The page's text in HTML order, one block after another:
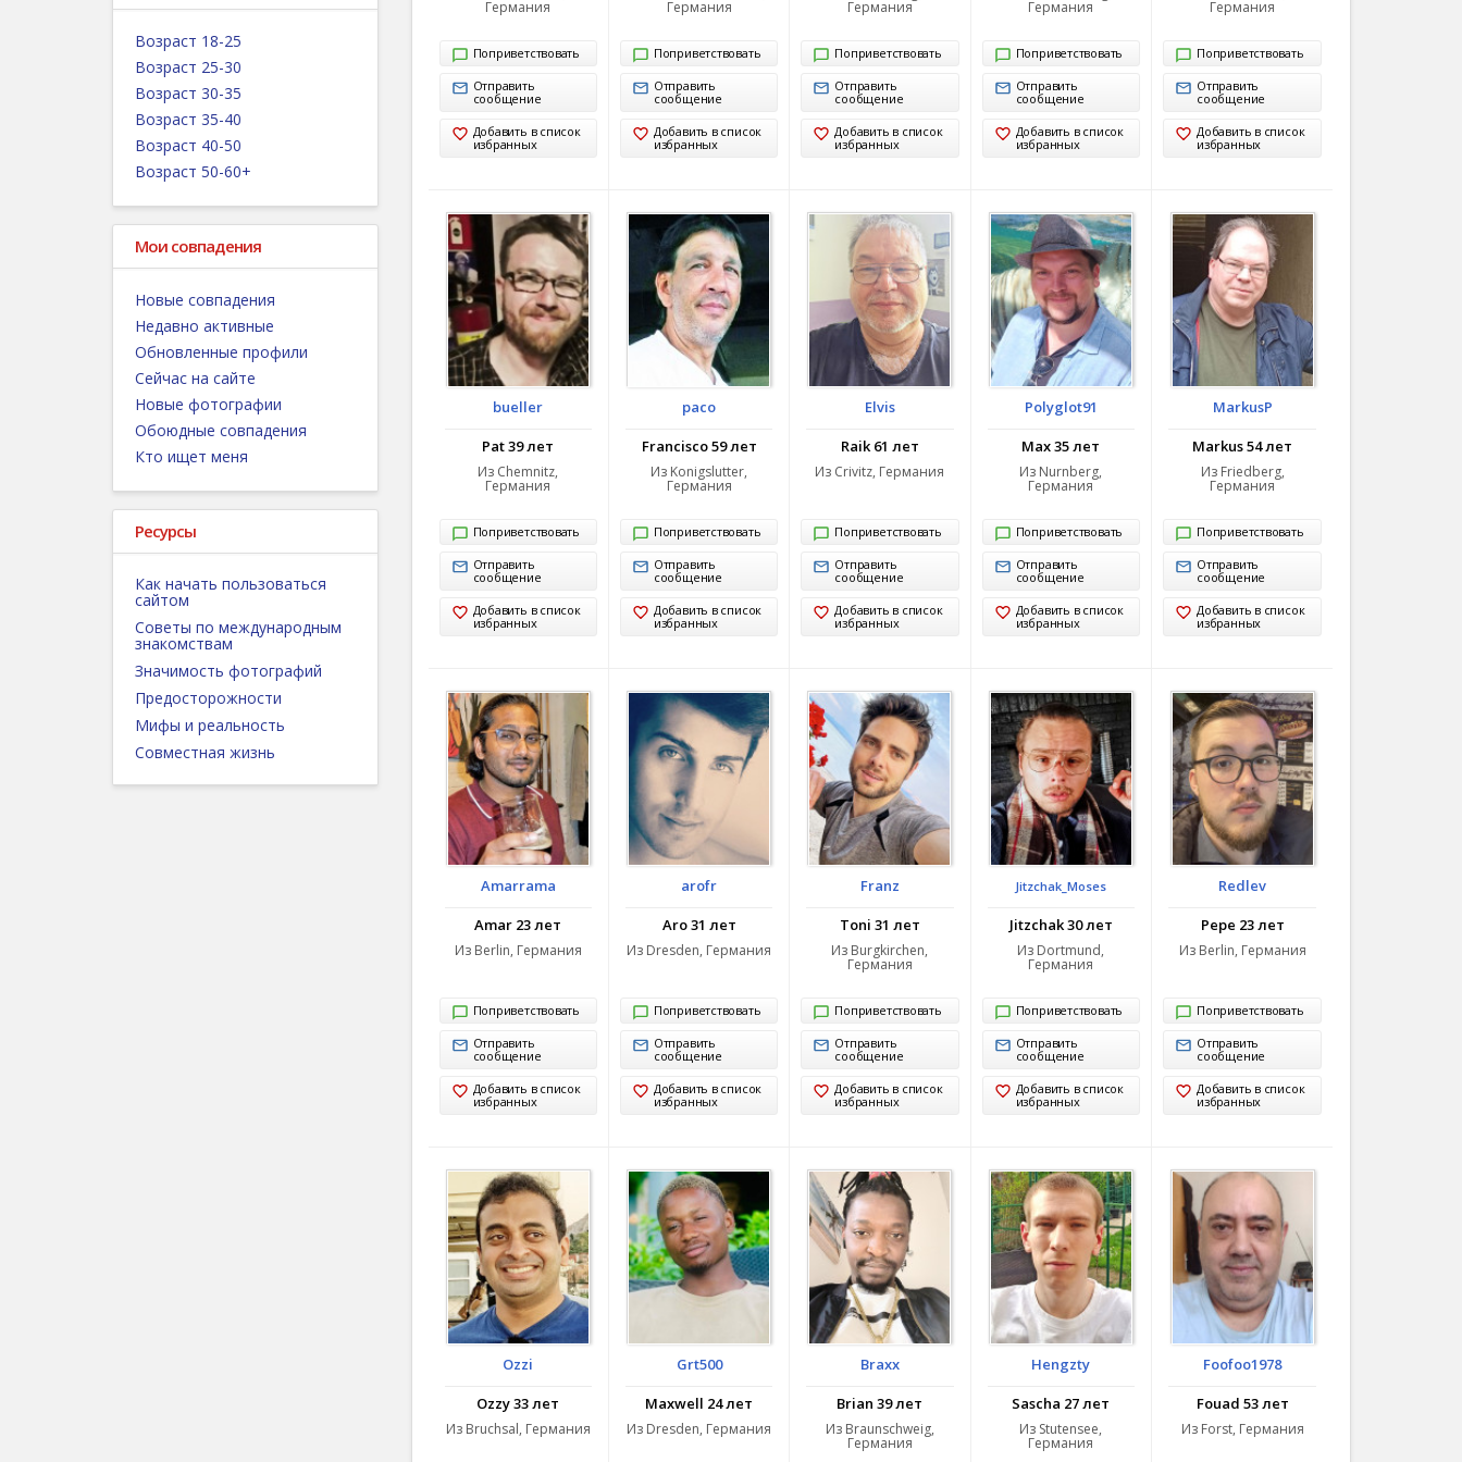
Возраст 18-25
Возраст 25-30
Возраст 30-35
Возраст 35-40
Возраст 40-50
Возраст 50-60+
Мои совпадения
Новые совпадения
Недавно активные
Обновленные профили
Сейчас на сайте
Новые фотографии
Обоюдные совпадения
Кто ищет меня
Ресурсы
Как начать пользоваться
сайтом
Советы по международным
знакомствам
Значимость фотографий
Предосторожности
Мифы и реальность
Совместная жизнь
Германия
Поприветствовать
Отправить
сообщение
Добавить в список
избранных
Германия
Поприветствовать
Отправить
сообщение
Добавить в список
избранных
Германия
Поприветствовать
Отправить
сообщение
Добавить в список
избранных
Германия
Поприветствовать
Отправить
сообщение
Добавить в список
избранных
Германия
Поприветствовать
Отправить
сообщение
Добавить в список
избранных
bueller
Pat 39 лет
Из Chemnitz,
Германия
Поприветствовать
Отправить
сообщение
Добавить в список
избранных
paco
Francisco 59 лет
Из Konigslutter,
Германия
Поприветствовать
Отправить
сообщение
Добавить в список
избранных
Elvis
Raik 61 лет
Из Crivitz, Германия
Поприветствовать
Отправить
сообщение
Добавить в список
избранных
Polyglot91
Max 35 лет
Из Nurnberg,
Германия
Поприветствовать
Отправить
сообщение
Добавить в список
избранных
MarkusP
Markus 54 лет
Из Friedberg,
Германия
Поприветствовать
Отправить
сообщение
Добавить в список
избранных
Amarrama
Amar 23 лет
Из Berlin, Германия
Поприветствовать
Отправить
сообщение
Добавить в список
избранных
arofr
Aro 31 лет
Из Dresden, Германия
Поприветствовать
Отправить
сообщение
Добавить в список
избранных
Franz
Toni 31 лет
Из Burgkirchen,
Германия
Поприветствовать
Отправить
сообщение
Добавить в список
избранных
Jitzchak_Moses
Jitzchak 30 лет
Из Dortmund,
Германия
Поприветствовать
Отправить
сообщение
Добавить в список
избранных
Redlev
Pepe 23 лет
Из Berlin, Германия
Поприветствовать
Отправить
сообщение
Добавить в список
избранных
Ozzi
Ozzy 33 лет
Из Bruchsal, Германия
Grt500
Maxwell 24 лет
Из Dresden, Германия
Braxx
Brian 39 лет
Из Braunschweig,
Германия
Hengzty
Sascha 27 лет
Из Stutensee,
Германия
Foofoo1978
Fouad 53 лет
Из Forst, Германия